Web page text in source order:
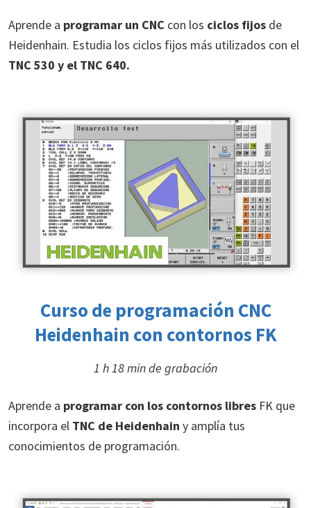
Aprende a programar un CNC con los ciclos fijos de
Heidenhain. Estudia los ciclos fijos más utilizados con el
TNC 530 y el TNC 640.
Curso de programación CNC
Heidenhain con contornos FK
1 h 18 min de grabación
Aprende a programar con los contornos libres FK que
incorpora el TNC de Heidenhain y amplía tus
conocimientos de programación.